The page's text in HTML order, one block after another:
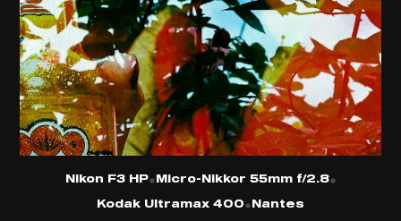
Nikon F3 HP•Micro-Nikkor 55mm f/2.8•
Kodak Ultramax 400•Nantes